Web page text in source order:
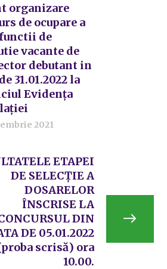
organizare
de ocupare a
de
vacante de
debutant in
31.01.2022 la
Evidența
2021
ETAPEI
DE SELECȚIE A
DOSARELOR
ÎNSCRISE LA
DIN
DE 05.01.2022
scrisă) ora
10.00.